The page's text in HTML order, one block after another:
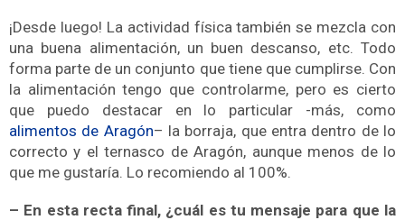
¡Desde luego! La actividad física también se mezcla con
una buena alimentación, un buen descanso, etc. Todo
forma parte de un conjunto que tiene que cumplirse. Con
la alimentación tengo que controlarme, pero es cierto
que puedo destacar en lo particular -más, como
alimentos de Aragón– la borraja, que entra dentro de lo
correcto y elternasco de Aragón, aunque menos de lo
que me gustaría. Lo recomiendo al 100%.
– En esta recta final, ¿cuál es tu mensaje para que la